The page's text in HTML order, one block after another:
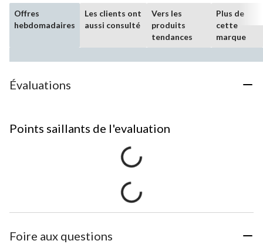
Offres
hebdomadaires
Les clients ont
aussi consulté
Vers les
produits
tendances
Plus de
cette
marque
Évaluations
Points saillants de l'evaluation
Foire aux questions